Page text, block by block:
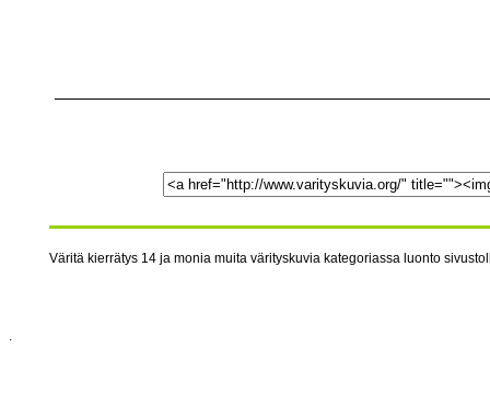
Väritä kierrätys 14 ja monia muita värityskuvia kategoriassa luonto
.